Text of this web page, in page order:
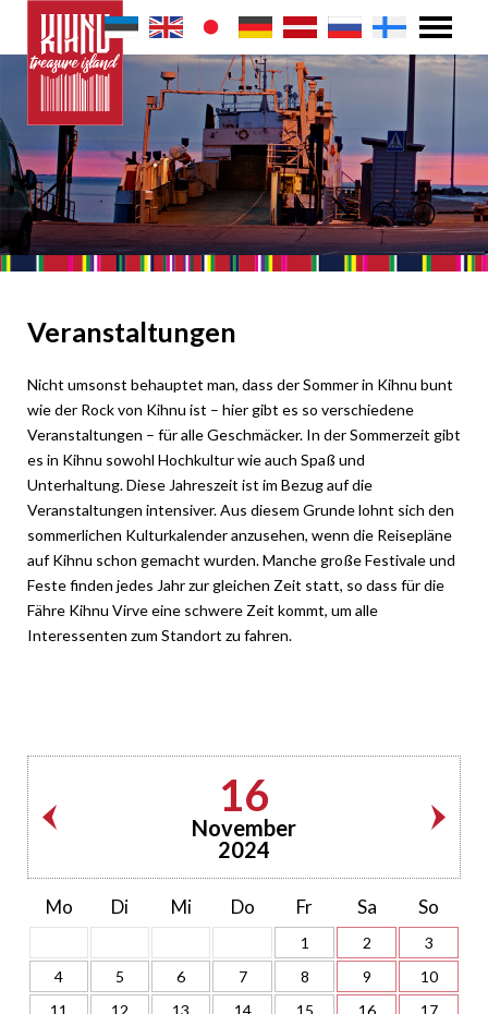
Veranstaltungen
Nicht umsonst behauptet man, dass der Sommer in Kihnu bunt
wie der Rock von Kihnu ist – hier gibt es so verschiedene
Veranstaltungen – für alle Geschmäcker. In der Sommerzeit gibt
es in Kihnu sowohl Hochkultur wie auch Spaß und
Unterhaltung. Diese Jahreszeit ist im Bezug auf die
Veranstaltungen intensiver. Aus diesem Grunde lohnt sich den
sommerlichen Kulturkalender anzusehen, wenn die Reisepläne
auf Kihnu schon gemacht wurden. Manche große Festivale und
Feste finden jedes Jahr zur gleichen Zeit statt, so dass für die
Fähre Kihnu Virve eine schwere Zeit kommt, um alle
Interessenten zum Standort zu fahren.
16
November
2024
Mo Di Mi Do Fr Sa So
1 2
3
4
5 6 7 8 9
10
11
12 13 14 15 16
17